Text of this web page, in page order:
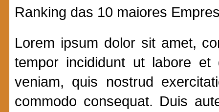
Ranking das 10 maiores
Lorem ipsum dolor sit amet,
tempor incididunt ut labore
veniam, quis nostrud
commodo consequat. Duis